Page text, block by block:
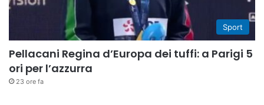
Sport
Pellacani Regina d’Europa dei tuffi: a Parigi 5
ori per l’azzurra
23 ore fa